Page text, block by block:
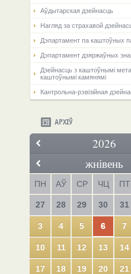
Аўдытарская дзейнасць
Нагляд за страхавой
Дэпартамент па каштоўных
Дэпартамент дзяржаўных
Дзейнасць з каштоўнымі
каштоўнымі камянямі
Кантрольна-рэвізійная
АРХІЎ
2026
жнівень
ПН АЎ СР ЧЦ ПТ
27 28 29 30 31
3 4 5 6 7
10 11 12 13 14
17 18 19 20 21